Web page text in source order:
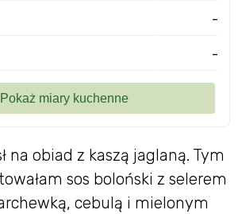
na obiad z kaszą jaglaną. Tym
sos boloński z selerem
cebulą i mielonym
-
-